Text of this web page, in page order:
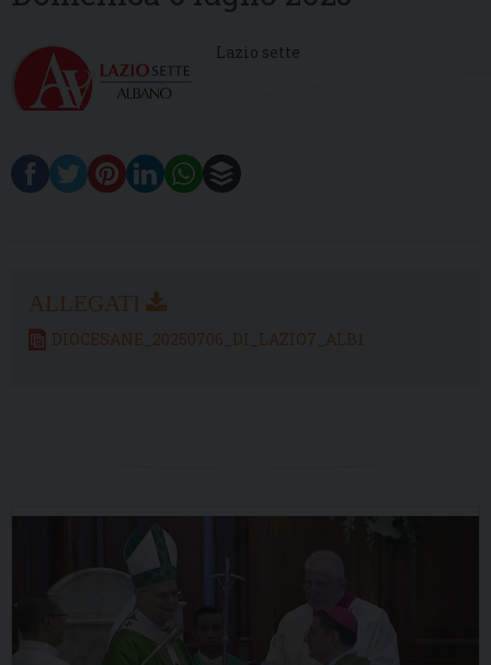
Lazio sette
DIOCESANE_20250706_DI_LAZIO7_ALB1